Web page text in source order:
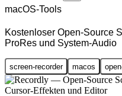
macOS-Tools
Kostenloser Open-Source
ProRes und System-Audio
screen-recorder macos